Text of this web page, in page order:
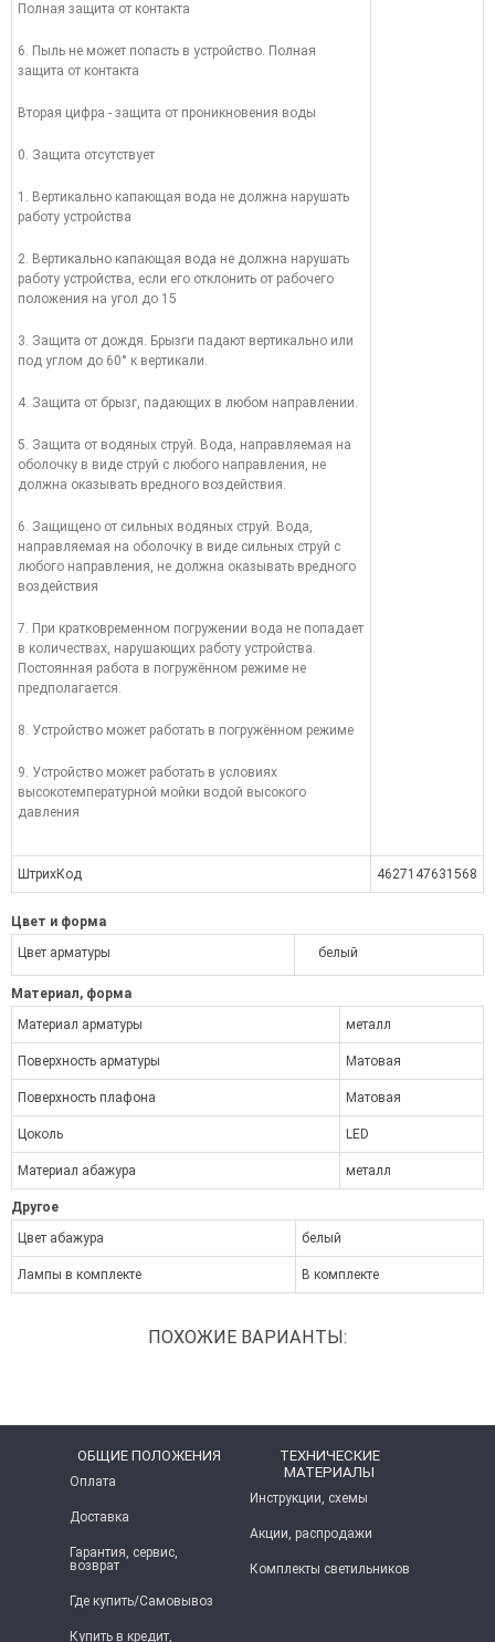
Полная защита от контакта
6. Пыль не может попасть в устройство. Полная
защита от контакта
Вторая цифра - защита от проникновения воды
0. Защита отсутствует
1. Вертикально капающая вода не должна нарушать
работу устройства
2. Вертикально капающая вода не должна нарушать
работу устройства, если его отклонить от рабочего
положения на угол до 15
3. Защита от дождя. Брызги падают вертикально или
под углом до 60° к вертикали.
4. Защита от брызг, падающих в любом направлении.
5. Защита от водяных струй. Вода, направляемая на
оболочку в виде струй с любого направления, не
должна оказывать вредного воздействия.
6. Защищено от сильных водяных струй. Вода,
направляемая на оболочку в виде сильных струй с
любого направления, не должна оказывать вредного
воздействия
7. При кратковременном погружении вода не попадает
в количествах, нарушающих работу устройства.
Постоянная работа в погружённом режиме не
предполагается.
8. Устройство может работать в погружённом режиме
9. Устройство может работать в условиях
высокотемпературной мойки водой высокого
давления
ШтрихКод 4627147631568
Цвет и форма
Цвет арматуры
белый
Материал, форма
Материал арматуры
металл
Поверхность арматуры Матовая
Поверхность плафона Матовая
Цоколь LED
Материал абажура металл
Другое
Цвет абажура
белый
Лампы в комплекте В комплекте
ПОХОЖИЕ ВАРИАНТЫ:
ОБЩИЕ ПОЛОЖЕНИЯ
Оплата
Доставка
Гарантия, сервис,
возврат
Где купить/Самовывоз
Купить в кредит,
ТЕХНИЧЕСКИЕ
МАТЕРИАЛЫ
Инструкции, схемы
Акции, распродажи
Комплекты светильников